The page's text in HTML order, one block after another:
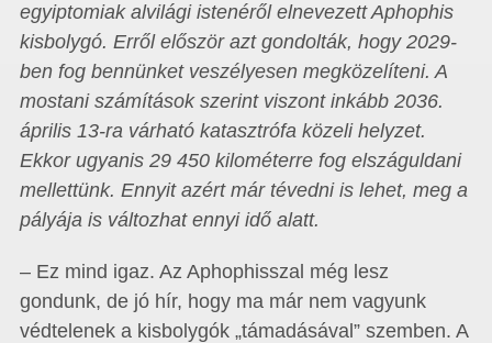
egyiptomiak alvilági istenéről elnevezett Aphophis
kisbolygó. Erről először azt gondolták, hogy 2029-
ben fog bennünket veszélyesen megközelíteni. A
mostani számítások szerint viszont inkább 2036.
április 13-ra várható katasztrófa közeli helyzet.
Ekkor ugyanis 29 450 kilométerre fog elszáguldani
mellettünk. Ennyit azért már tévedni is lehet, meg a
pályája is változhat ennyi idő alatt.
– Ez mind igaz. Az Aphophisszal még lesz
gondunk, de jó hír, hogy ma már nem vagyunk
védtelenek a kisbolygók „támadásával” szemben. A